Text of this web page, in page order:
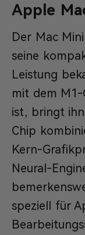
Apple
Der Mac
seine
Leistung
mit dem
ist, bringt
Chip
Kern-
Neural-
speziell für